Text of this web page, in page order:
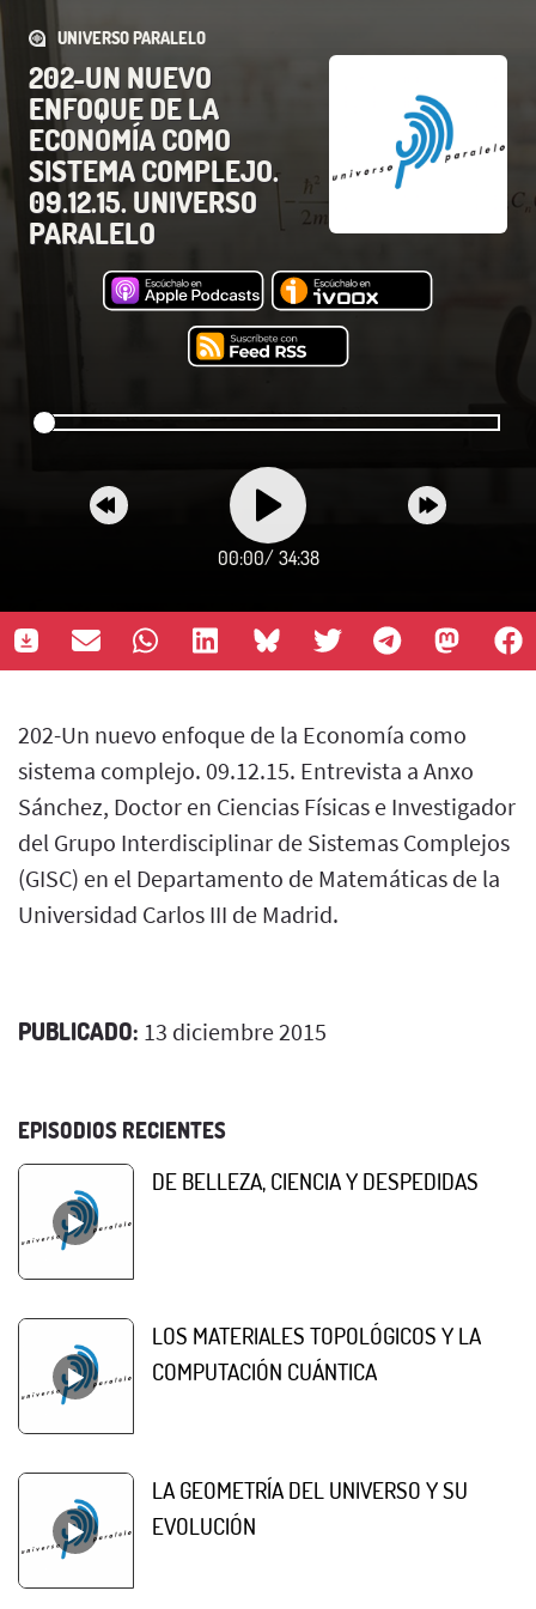
UNIVERSO PARALELO
202-UN NUEVO
ENFOQUE DE LA
ECONOMÍA COMO
SISTEMA COMPLEJO.
09.12.15. UNIVERSO
PARALELO
00:00/ 34:38
202-Un nuevo enfoque de la Economía como
sistema complejo. 09.12.15. Entrevista a Anxo
Sánchez, Doctor en Ciencias Físicas e Investigador
del Grupo Interdisciplinar de Sistemas Complejos
(GISC) en el Departamento de Matemáticas de la
Universidad Carlos III de Madrid.
PUBLICADO: 13 diciembre 2015
EPISODIOS RECIENTES
DE BELLEZA, CIENCIA Y DESPEDIDAS
LOS MATERIALES TOPOLÓGICOS Y LA
COMPUTACIÓN CUÁNTICA
LA GEOMETRÍA DEL UNIVERSO Y SU
EVOLUCIÓN